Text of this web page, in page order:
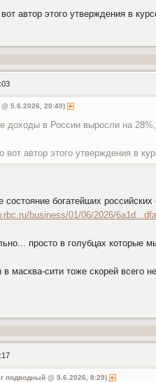
автор этого утверждения в
5.6.2026, 20:40)
доходы в России выросли на
вот автор этого утверждения в
состояние богатейших
business/01/06/2026/
просто в голубцах которые
в масква-сити тоже скорей всего
подводный @ 5.6.2026, 8:29)